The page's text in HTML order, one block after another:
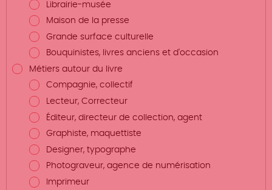
Librairie-musée
Maison de la presse
Grande surface culturelle
Bouquinistes, livres anciens et d'occasion
Métiers autour du livre
Compagnie, collectif
Lecteur, Correcteur
Éditeur, directeur de collection, agent
Graphiste, maquettiste
Designer, typographe
Photograveur, agence de numérisation
Imprimeur